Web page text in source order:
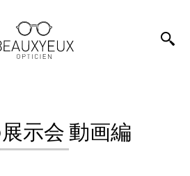
示会 動画編